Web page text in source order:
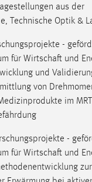
für Wirtschaft und
und
im MRT
-
für Wirtschaft und
zur
aktiver Implantate